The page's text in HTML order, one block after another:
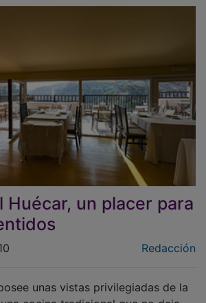
Huécar, un placer para
cocina tradicional que no deja